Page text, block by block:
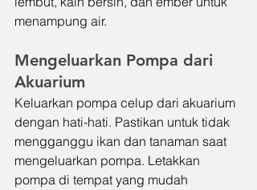
menampung air.
Mengeluarkan Pompa dari
Akuarium
Keluarkan pompa celup dari akuarium
dengan hati-hati. Pastikan untuk tidak
mengganggu ikan dan tanaman saat
mengeluarkan pompa. Letakkan
pompa di tempat yang mudah